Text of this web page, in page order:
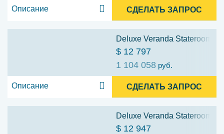
Описание СДЕЛАТЬ ЗАПРОС
Deluxe Veranda Stateroom
$ 12 797
1 104 058 руб.
Описание СДЕЛАТЬ ЗАПРОС
Deluxe Veranda Stateroom
$ 12 947